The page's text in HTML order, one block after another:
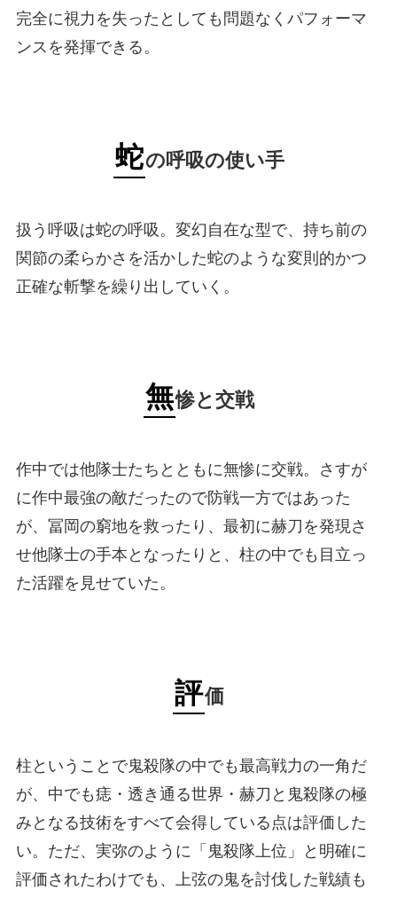
完全に視力を失ったとしても問題なくパフォーマ
ンスを発揮できる。
蛇の呼吸の使い手
扱う呼吸は蛇の呼吸。変幻自在な型で、持ち前の
関節の柔らかさを活かした蛇のような変則的かつ
正確な斬撃を繰り出していく。
無惨と交戦
作中では他隊士たちとともに無惨に交戦。さすが
に作中最強の敵だったので防戦一方ではあった
が、冨岡の窮地を救ったり、最初に赫刀を発現さ
せ他隊士の手本となったりと、柱の中でも目立っ
た活躍を見せていた。
評価
柱ということで鬼殺隊の中でも最高戦力の一角だ
が、中でも痣・透き通る世界・赫刀と鬼殺隊の極
みとなる技術をすべて会得している点は評価した
い。ただ、実弥のように「鬼殺隊上位」と明確に
評価されたわけでも、上弦の鬼を討伐した戦績も